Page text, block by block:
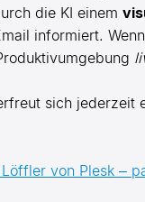
die KI einem
informiert.
sich
von Plesk –